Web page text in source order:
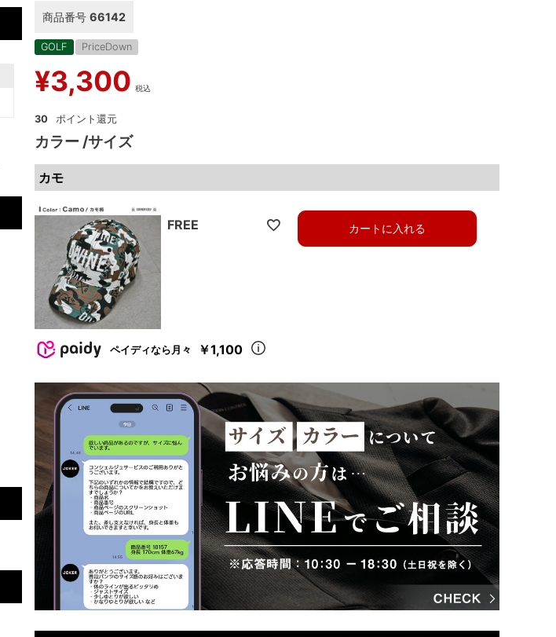
商品番号 66142
GOLF PriceDown
¥3,300 税込
30
カラー サイズ
カモ
FREE カートに入れる
ペイディなら月々 ￥1,100